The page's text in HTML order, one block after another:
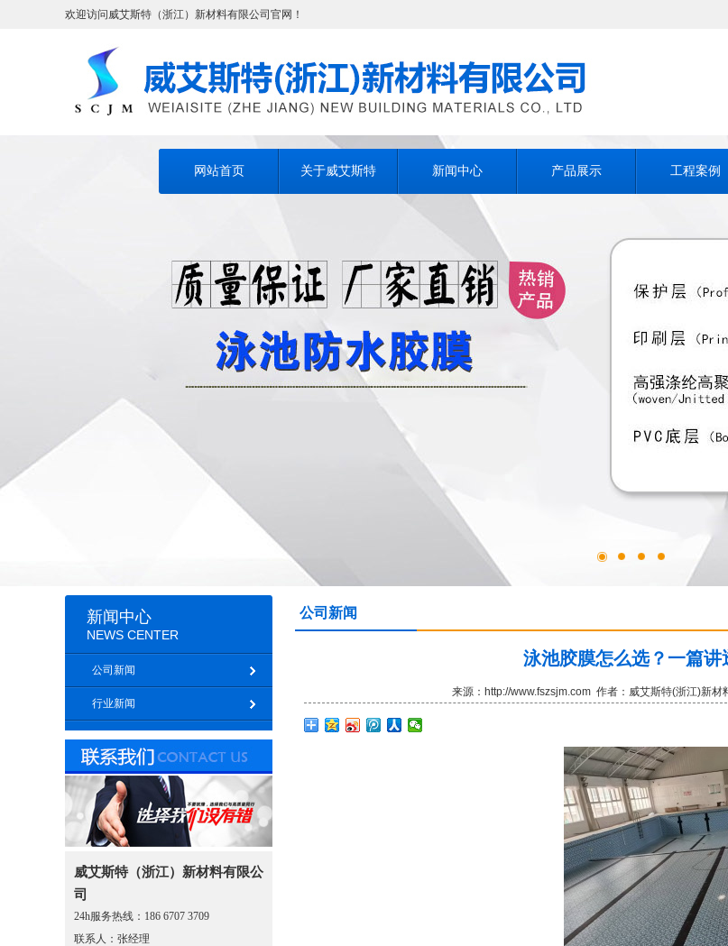
欢迎访问威艾斯特（浙江）新材料有限公司官网！
网站首页 关于威艾斯特 新闻中心 产品展示 工程案例
新闻中心
NEWS CENTER
公司新闻
行业新闻
威艾斯特（浙江）新材料有限公
司
24h服务热线：186 6707 3709
联系人：张经理
公司新闻
泳池胶膜怎么选？一篇
来源：http://www.fszsjm.com 作者：威艾斯特(浙江)新材